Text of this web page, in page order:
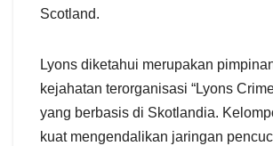
Scotland.
Lyons diketahui merupakan
kejahatan terorganisasi “Lyons
yang berbasis di Skotlandia.
kuat mengendalikan jaringan